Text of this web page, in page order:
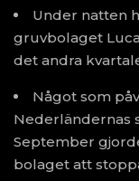
Under natten
gruvbolaget
det andra
Något som
Nederländernas
September
bolaget att